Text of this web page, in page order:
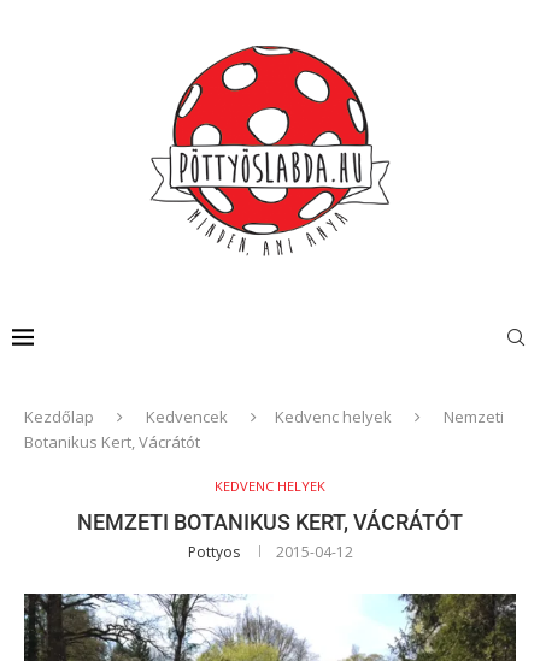
Kezdőlap Kedvencek Kedvenc helyek
Nemzeti
Botanikus Kert, Vácrátót
KEDVENC HELYEK
NEMZETI BOTANIKUS KERT, VÁCRÁTÓT
Pottyos 2015-04-12